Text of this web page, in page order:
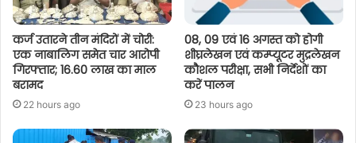
कर्ज उतारने तीन मंदिरों में चोरी:
एक नाबालिग समेत चार आरोपी
गिरफ्तार; 16.60 लाख का माल
बरामद
22 hours ago
08, 09 एवं 16 अगस्त को होगी
शीघ्रलेखन एवं कम्प्यूटर मुद्रलेखन
कौशल परीक्षा, सभी निर्देशों का
करें पालन
23 hours ago